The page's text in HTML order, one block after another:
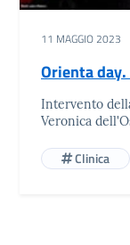
11 MAGGIO 2023
Orienta
Intervento
Veronica
Clinica